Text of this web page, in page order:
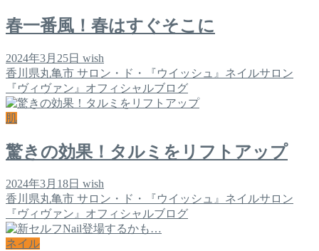
春一番風！春はすぐそこに
2024年3月25日 wish
香川県丸亀市 サロン・ド・『ウイッシュ』ネイルサロン
『ヴィヴァン』オフィシャルブログ
肌
驚きの効果！タルミをリフトアップ
2024年3月18日 wish
香川県丸亀市 サロン・ド・『ウイッシュ』ネイルサロン
『ヴィヴァン』オフィシャルブログ
ネイル